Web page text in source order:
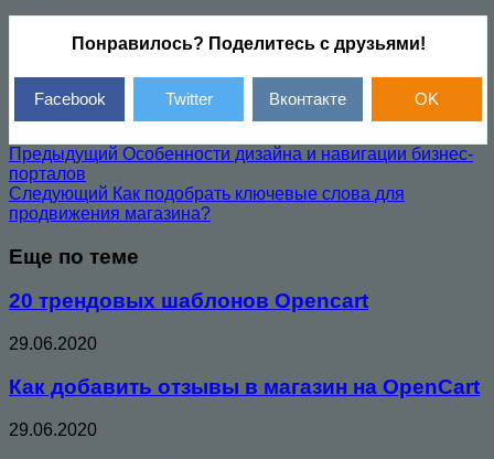
Понравилось? Поделитесь с друзьями!
Facebook Twitter Вконтакте OK
Предыдущий Особенности дизайна и навигации бизнес-
порталов
Следующий Как подобрать ключевые слова для
продвижения магазина?
Еще по теме
20 трендовых шаблонов Opencart
29.06.2020
Как добавить отзывы в магазин на OpenCart
29.06.2020